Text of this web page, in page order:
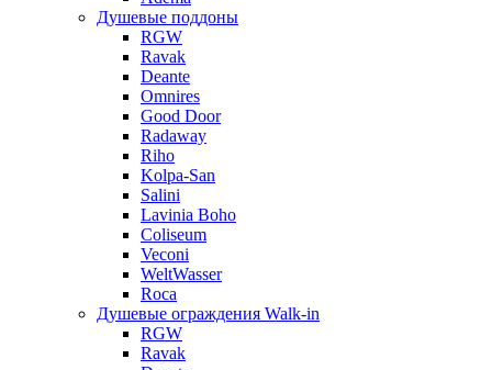
Душевые поддоны
RGW
Ravak
Deante
Omnires
Good Door
Radaway
Riho
Kolpa-San
Salini
Lavinia Boho
Coliseum
Veconi
WeltWasser
Roca
Душевые ограждения Walk-in
RGW
Ravak